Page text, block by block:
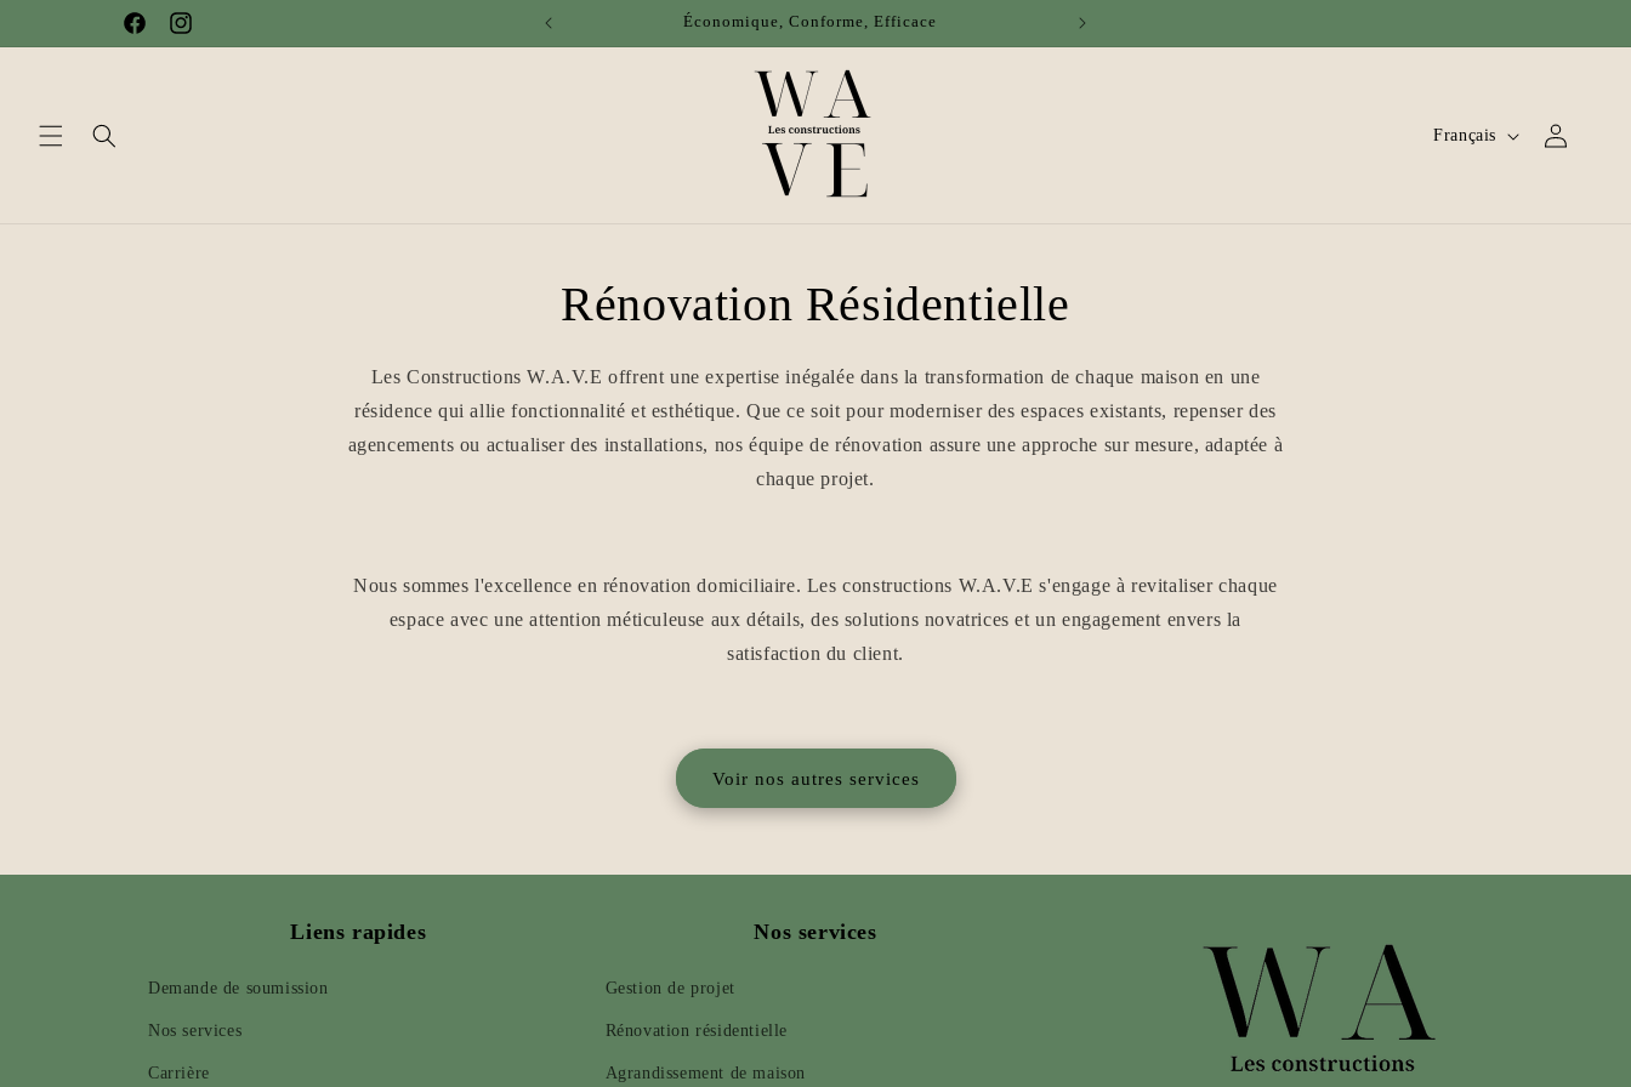
FacebookInstagram
Économique, Conforme, Efficace
LFrançais Connexion
Rénovation Résidentielle
Les Constructions W.A.V.E offrent une expertise inégalée dans la transformation de chaque maison en une
résidence qui allie fonctionnalité et esthétique. Que ce soit pour moderniser des espaces existants, repenser des
agencements ou actualiser des installations, nos équipe de rénovation assure une approche sur mesure, adaptée à
chaque projet.
Nous sommes l'excellence en rénovation domiciliaire. Les constructions W.A.V.E s'engage à revitaliser chaque
espace avec une attention méticuleuse aux détails, des solutions novatrices et un engagement envers la
satisfaction du client.
Voir nos autres services
Liens rapides
Demande de soumission
Nos services
Carrière
Nos services
Gestion de projet
Rénovation résidentielle
Agrandissement de maison